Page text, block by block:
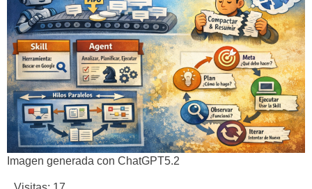
Imagen generada con ChatGPT5.2